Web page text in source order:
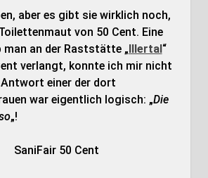
Disposition
aber es gibt sie wirklich noch,
von 50 Cent. Eine
man an der Raststätte „Illertal“
verlangt, konnte ich mir nicht
Antwort einer der dort
war eigentlich logisch: „Die
„!